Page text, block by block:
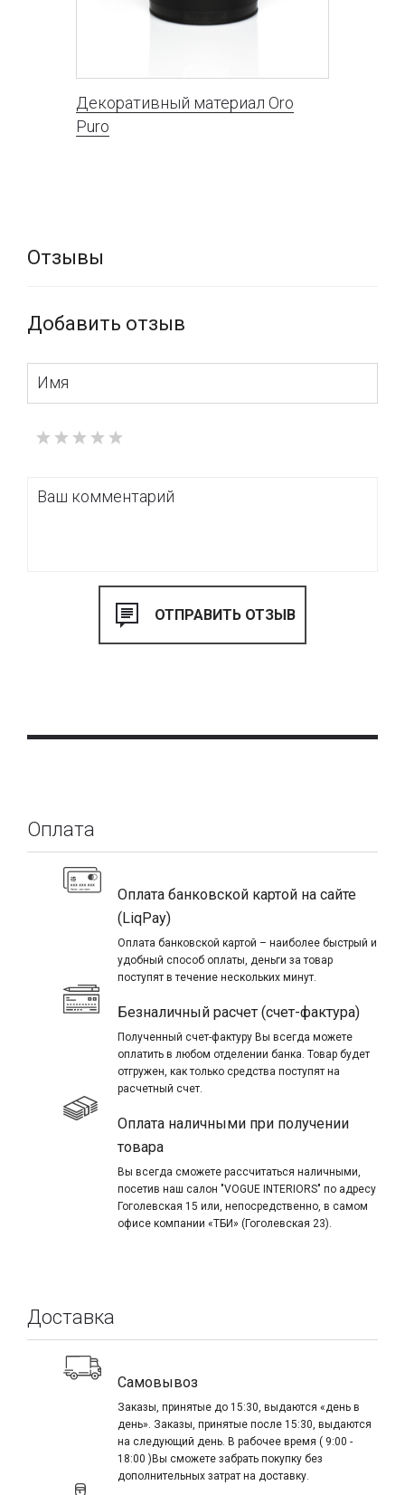
Декоративный материал Oro
Puro
Отзывы
Добавить отзыв
Оплата
Оплата банковской картой на сайте
(LiqPay)
Оплата банковской картой – наиболее быстрый и
удобный способ оплаты, деньги за товар
поступят в течение нескольких минут.
Безналичный расчет (счет-фактура)
Полученный счет-фактуру Вы всегда можете
оплатить в любом отделении банка. Товар будет
отгружен, как только средства поступят на
расчетный счет.
Оплата наличными при получении
товара
Вы всегда сможете рассчитаться наличными,
посетив наш салон "VOGUE INTERIORS" по адресу
Гоголевская 15 или, непосредственно, в самом
офисе компании «ТБИ» (Гоголевская 23).
Доставка
Самовывоз
Заказы, принятые до 15:30, выдаются «день в
день». Заказы, принятые после 15:30, выдаются
на следующий день. В рабочее время ( 9:00 -
18:00 )Вы сможете забрать покупку без
дополнительных затрат на доставку.